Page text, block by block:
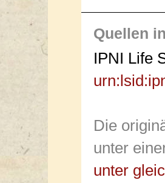
Quellen
IPNI Life
Die
unter
unter